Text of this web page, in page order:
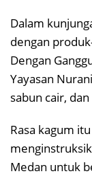
Dalam
dengan
Dengan
Yayasan
sabun cair,
Rasa kagum
Medan untuk